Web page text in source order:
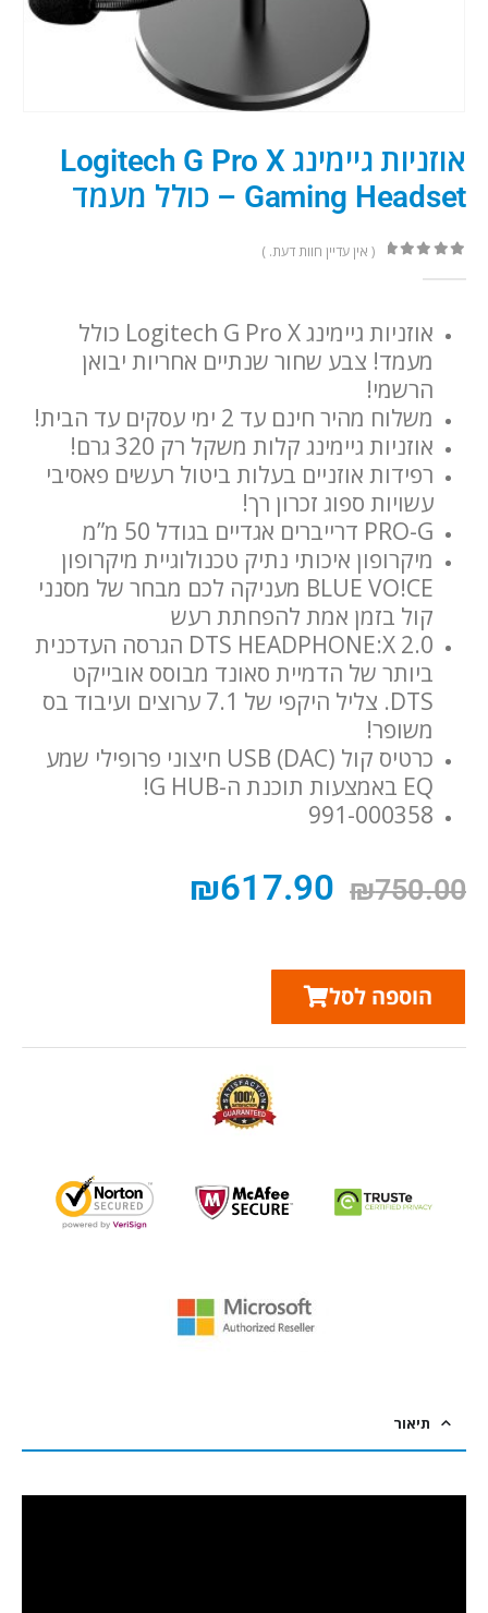
אוזניות גיימינג Logitech G Pro X
Gaming Headset – כולל מעמד
( אין עדיין חוות דעת. )
אוזניות גיימינג Logitech G Pro X כולל
מעמד! צבע שחור שנתיים אחריות יבואן
הרשמי!
משלוח מהיר חינם עד 2 ימי עסקים עד הבית!
אוזניות גיימינג קלות משקל רק 320 גרם!
רפידות אוזניים בעלות ביטול רעשים פאסיבי
עשויות ספוג זכרון רך!
PRO-G דרייברים אגדיים בגודל 50 מ”מ
מיקרופון איכותי נתיק טכנולוגיית מיקרופון
BLUE VO!CE מעניקה לכם מבחר של מסנני
קול בזמן אמת להפחתת רעש
DTS HEADPHONE:X 2.0 הגרסה העדכנית
ביותר של הדמיית סאונד מבוסס אובייקט
DTS. צליל היקפי של 7.1 ערוצים ועיבוד בס
משופר!
כרטיס קול USB (DAC) חיצוני פרופילי שמע
EQ באמצעות תוכנת ה-G HUB!
991-000358
₪750.00
₪617.90
הוספה לסל
תיאור